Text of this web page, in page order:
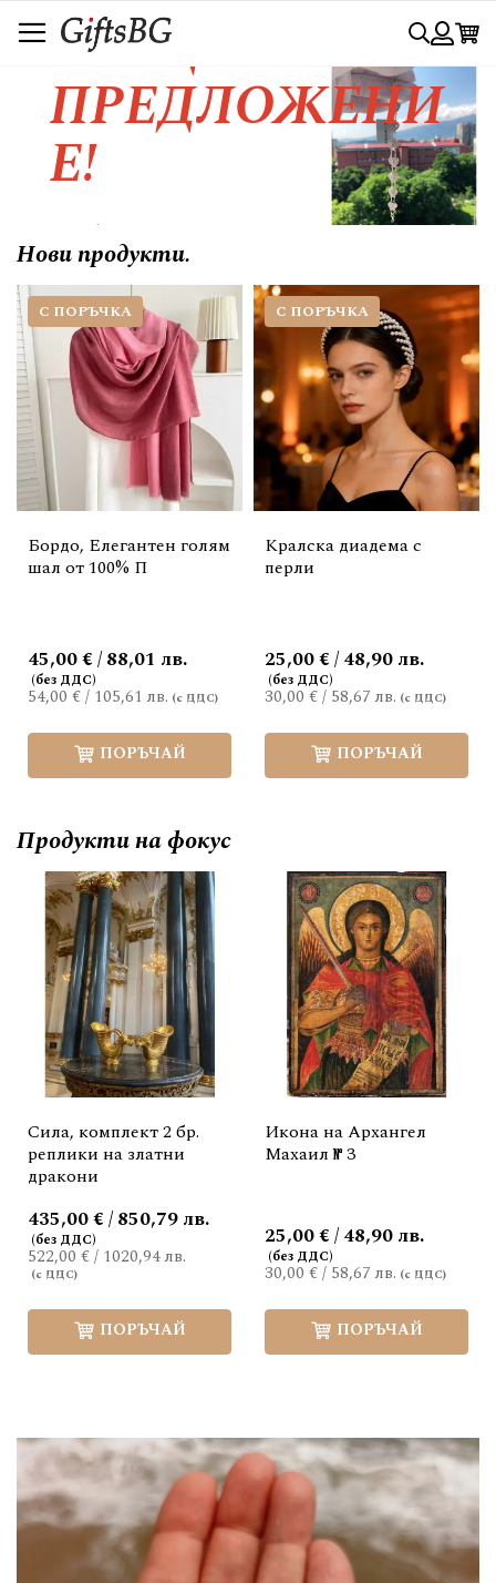
към
съдържанието
Търси
СПЕЦИАЛНО
ПРЕДЛОЖЕНИ
Е!
Любовта се изразява с красивия
жест.....
Нови продукти.
С ПОРЪЧКА
Бордо, Елегантен голям
шал от 100% П
54,00 €/ 105,61 лв.
45,00 € / 88,01 лв.
ПОРЪЧАЙ
С ПОРЪЧКА
Кралска диадема с
перли
30,00 €/ 58,67 лв.
25,00 € / 48,90 лв.
ПОРЪЧАЙ
Продукти на фокус
Сила, комплект 2 бр.
реплики на златни
дракони
522,00 €/ 1020,94 лв.
435,00 € / 850,79 лв.
ПОРЪЧАЙ
Икона на Архангел
Махаил № 3
30,00 €/ 58,67 лв.
25,00 € / 48,90 лв.
ПОРЪЧАЙ